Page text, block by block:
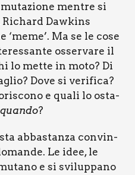
men­tre si
Richard Daw­kins
Ma se le cose
osser­va­re il
lo met­te in moto? Di
Dove si veri­fi­ca?
e qua­li lo osta­
quan­do?
abba­stan­za con­vin­
Le idee, le
e si svi­lup­pa­no